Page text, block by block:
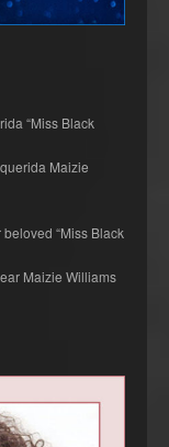
“Miss Black
Maizie
“Miss Black
Maizie Williams